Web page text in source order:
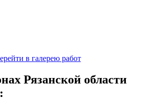
в галерею работ
Рязанской области